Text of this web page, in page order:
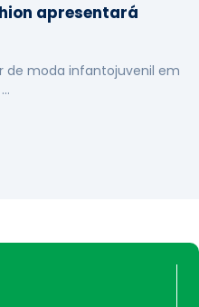
apresentará
de moda infantojuvenil em